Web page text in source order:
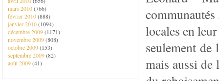
mars 2010(766)
février 2010(888)
janvier 2010(1094)
décembre 2009(1171)
novembre 2009(808)
octobre 2009(153)
septembre 2009(82)
août 2009(41)
locales en
seulement
mais aussi de